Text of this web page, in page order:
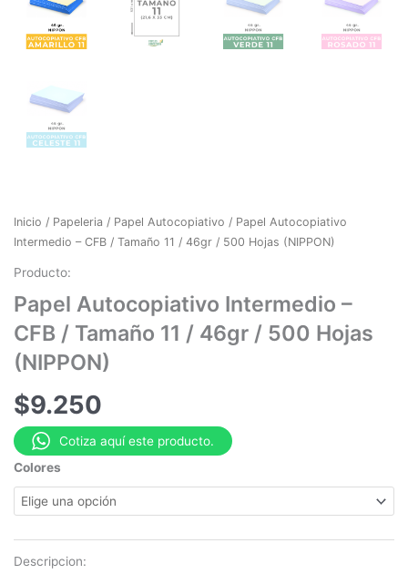
Inicio / Papeleria / Papel Autocopiativo / Papel Autocopiativo
Intermedio – CFB / Tamaño 11 / 46gr / 500 Hojas (NIPPON)
Producto:
Papel Autocopiativo Intermedio –
CFB / Tamaño 11 / 46gr / 500 Hojas
(NIPPON)
$9.250
Cotiza aquí este producto.
Colores
Descripcion: